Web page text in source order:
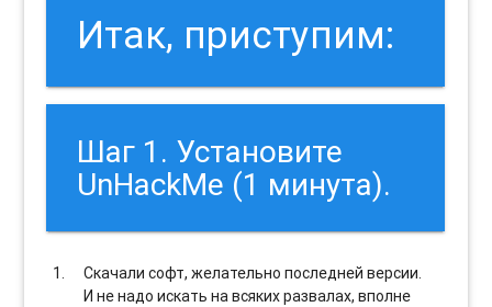
Итак, приступим:
Шаг 1. Установите
UnHackMe (1 минута).
Скачали софт, желательно последней версии.
И не надо искать на всяких развалах, вполне